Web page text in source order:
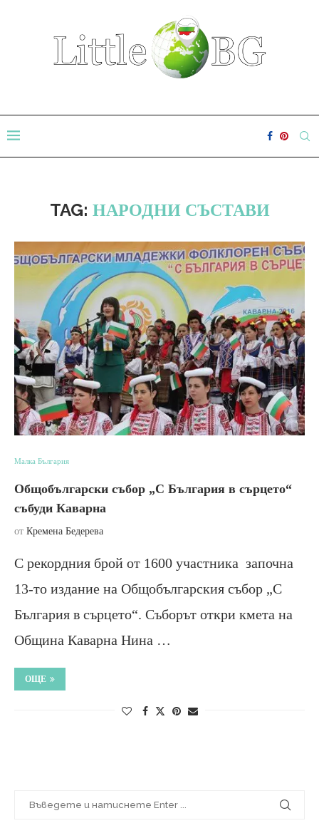
TAG: НАРОДНИ СЪСТАВИ
Малка България
Общобългарски събор „С България в сърцето“
събуди Каварна
от Кремена Бедерева
С рекордния брой от 1600 участника започна
13-то издание на Общобългарския събор „С
България в сърцето“. Съборът откри кмета на
Община Каварна Нина …
ОЩЕ